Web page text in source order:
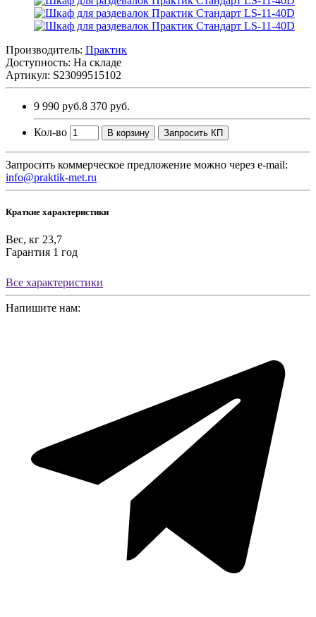
Производитель: Практик
Доступность: На складе
Артикул: S23099515102
9 990 руб.8 370 руб.
Кол-во В корзину Запросить КП
Запросить коммерческое предложение можно через e-mail:
info@praktik-met.ru
Краткие характеристики
Вес, кг 23,7
Гарантия 1 год
Все характеристики
Напишите нам: